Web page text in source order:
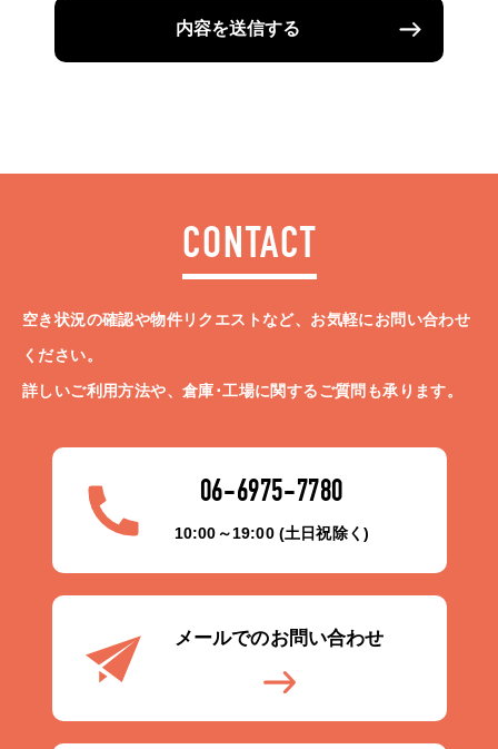
内容を送信する
CONTACT
空き状況の確認や物件リクエストなど、お気軽にお問い合わせ
ください。
詳しいご利用方法や、倉庫･工場に関するご質問も承ります。
06-6975-7780
10:00～19:00 (土日祝除く)
メールでのお問い合わせ